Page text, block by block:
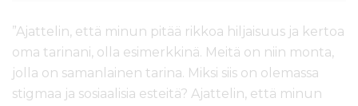
”Ajattelin, että minun pitää rikkoa hiljaisuus ja kertoa
oma tarinani, olla esimerkkinä. Meitä on niin monta,
jolla on samanlainen tarina. Miksi siis on olemassa
stigmaa ja sosiaalisia esteitä? Ajattelin, että minun